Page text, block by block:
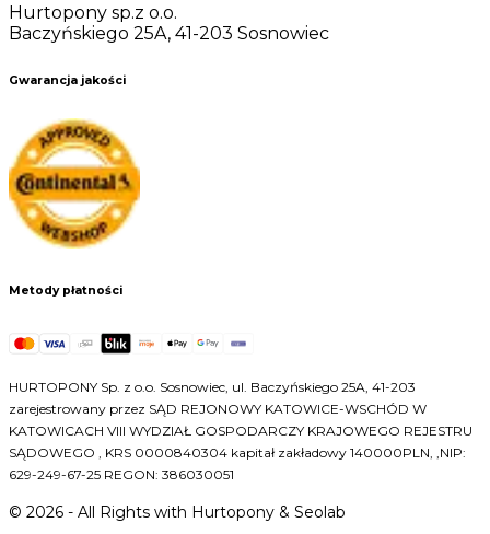
Hurtopony sp.z o.o.
Baczyńskiego 25A, 41-203 Sosnowiec
Gwarancja jakości
Metody płatności
HURTOPONY Sp. z o.o. Sosnowiec, ul. Baczyńskiego 25A, 41-203
zarejestrowany przez SĄD REJONOWY KATOWICE-WSCHÓD W
KATOWICACH VIII WYDZIAŁ GOSPODARCZY KRAJOWEGO REJESTRU
SĄDOWEGO , KRS 0000840304 kapitał zakładowy 140000PLN, ,NIP:
629-249-67-25 REGON: 386030051
© 2026 - All Rights with Hurtopony & Seolab